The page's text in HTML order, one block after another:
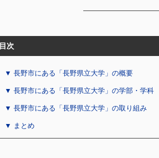
目次
▼ 長野市にある「長野県立大学」の概要
▼ 長野市にある「長野県立大学」の学部・学科
▼ 長野市にある「長野県立大学」の取り組み
▼ まとめ